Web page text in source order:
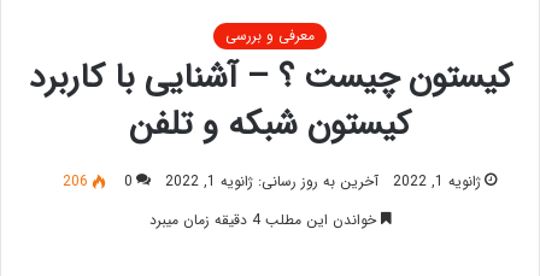
معرفی و بررسی
کیستون چیست ؟ – آشنایی با کاربرد
کیستون شبکه و تلفن
ژانویه 1, 2022 آخرین به روز رسانی: ژانویه 1, 2022 0
206
خواندن این مطلب 4 دقیقه زمان میبرد